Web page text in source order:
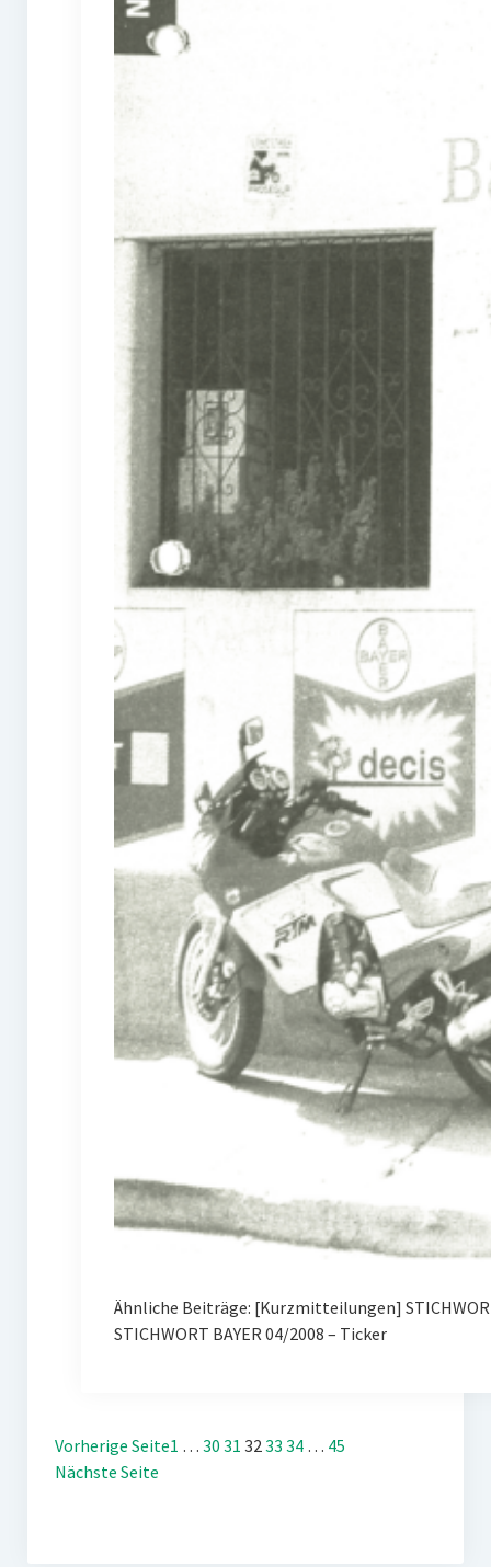
Ähnliche Beiträge: [Kurzmitteilungen]
STICHWORT BAYER 04/2008 – Ticker
Vorherige Seite1 … 30 31 32 33 34 … 45
Nächste Seite